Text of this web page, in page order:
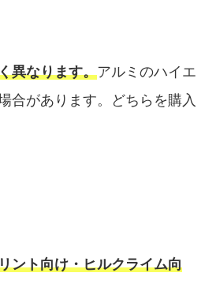
異なります。アルミのハイエ
合があります。どちらを購入
ント向け・ヒルクライム向